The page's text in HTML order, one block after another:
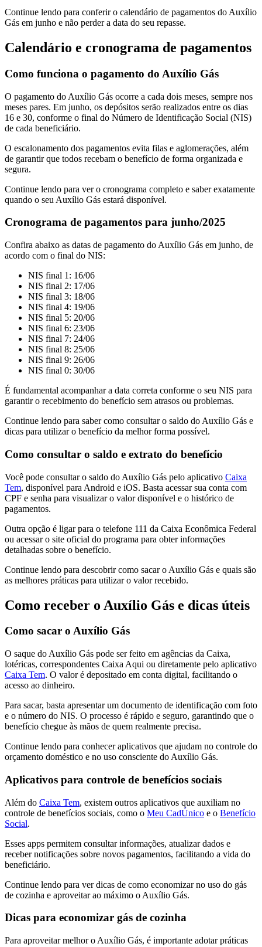
Continue lendo para conferir o calendário de pagamentos do Auxílio
Gás em junho e não perder a data do seu repasse.
Calendário e cronograma de pagamentos
Como funciona o pagamento do Auxílio Gás
O pagamento do Auxílio Gás ocorre a cada dois meses, sempre nos
meses pares. Em junho, os depósitos serão realizados entre os dias
16 e 30, conforme o final do Número de Identificação Social (NIS)
de cada beneficiário.
O escalonamento dos pagamentos evita filas e aglomerações, além
de garantir que todos recebam o benefício de forma organizada e
segura.
Continue lendo para ver o cronograma completo e saber exatamente
quando o seu Auxílio Gás estará disponível.
Cronograma de pagamentos para junho/2025
Confira abaixo as datas de pagamento do Auxílio Gás em junho, de
acordo com o final do NIS:
NIS final 1: 16/06
NIS final 2: 17/06
NIS final 3: 18/06
NIS final 4: 19/06
NIS final 5: 20/06
NIS final 6: 23/06
NIS final 7: 24/06
NIS final 8: 25/06
NIS final 9: 26/06
NIS final 0: 30/06
É fundamental acompanhar a data correta conforme o seu NIS para
garantir o recebimento do benefício sem atrasos ou problemas.
Continue lendo para saber como consultar o saldo do Auxílio Gás e
dicas para utilizar o benefício da melhor forma possível.
Como consultar o saldo e extrato do benefício
Você pode consultar o saldo do Auxílio Gás pelo aplicativo Caixa
Tem, disponível para Android e iOS. Basta acessar sua conta com
CPF e senha para visualizar o valor disponível e o histórico de
pagamentos.
Outra opção é ligar para o telefone 111 da Caixa Econômica Federal
ou acessar o site oficial do programa para obter informações
detalhadas sobre o benefício.
Continue lendo para descobrir como sacar o Auxílio Gás e quais são
as melhores práticas para utilizar o valor recebido.
Como receber o Auxílio Gás e dicas úteis
Como sacar o Auxílio Gás
O saque do Auxílio Gás pode ser feito em agências da Caixa,
lotéricas, correspondentes Caixa Aqui ou diretamente pelo aplicativo
Caixa Tem. O valor é depositado em conta digital, facilitando o
acesso ao dinheiro.
Para sacar, basta apresentar um documento de identificação com foto
e o número do NIS. O processo é rápido e seguro, garantindo que o
benefício chegue às mãos de quem realmente precisa.
Continue lendo para conhecer aplicativos que ajudam no controle do
orçamento doméstico e no uso consciente do Auxílio Gás.
Aplicativos para controle de benefícios sociais
Além do Caixa Tem, existem outros aplicativos que auxiliam no
controle de benefícios sociais, como o Meu CadÚnico e o Benefício
Social.
Esses apps permitem consultar informações, atualizar dados e
receber notificações sobre novos pagamentos, facilitando a vida do
beneficiário.
Continue lendo para ver dicas de como economizar no uso do gás
de cozinha e aproveitar ao máximo o Auxílio Gás.
Dicas para economizar gás de cozinha
Para aproveitar melhor o Auxílio Gás, é importante adotar práticas